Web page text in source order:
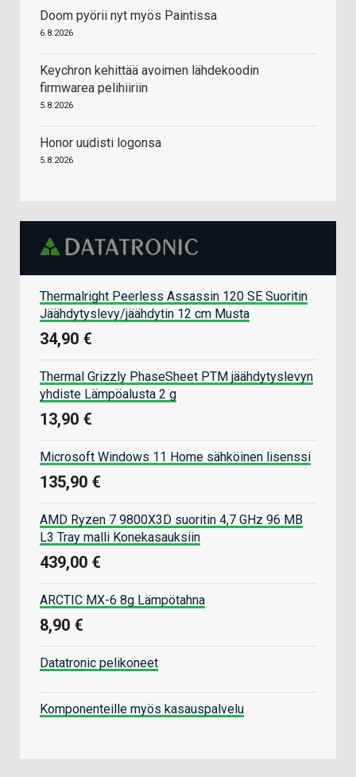
Doom pyörii nyt myös Paintissa
6.8.2026
Keychron kehittää avoimen lähdekoodin
firmwarea pelihiiriin
5.8.2026
Honor uudisti logonsa
5.8.2026
Thermalright Peerless Assassin 120 SE Suoritin
Jäähdytyslevy/jäähdytin 12 cm Musta
34,90 €
Thermal Grizzly PhaseSheet PTM jäähdytyslevyn
yhdiste Lämpöalusta 2 g
13,90 €
Microsoft Windows 11 Home sähköinen lisenssi
135,90 €
AMD Ryzen 7 9800X3D suoritin 4,7 GHz 96 MB
L3 Tray malli Konekasauksiin
439,00 €
ARCTIC MX-6 8g Lämpötahna
8,90 €
Datatronic pelikoneet
Komponenteille myös kasauspalvelu